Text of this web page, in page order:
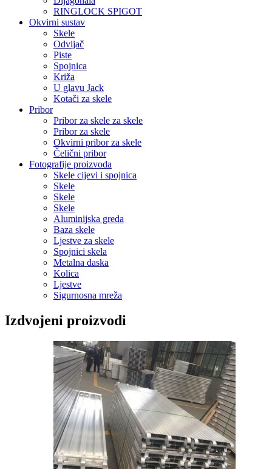
RINGLOCK SPIGOT
Okvirni sustav
Skele
Odvijač
Piste
Spojnica
Križa
U glavu Jack
Kotači za skele
Pribor
Pribor za skele za skele
Pribor za skele
Okvirni pribor za skele
Čelični pribor
Fotografije proizvoda
Skele cijevi i spojnica
Skele
Skele
Skele
Aluminijska greda
Baza skele
Ljestve za skele
Spojnici skela
Metalna daska
Kolica
Ljestve
Sigurnosna mreža
Izdvojeni proizvodi